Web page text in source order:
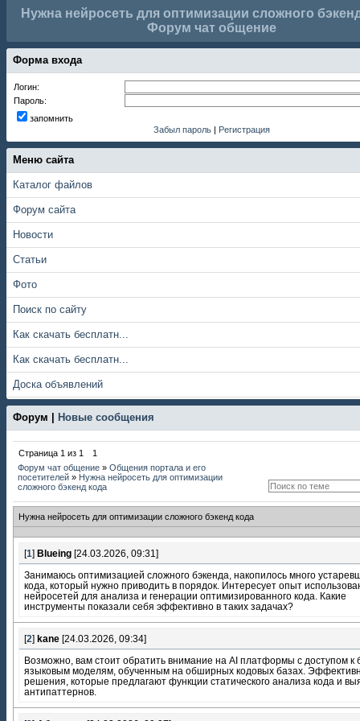
Нужна нейросеть для оптимизации сложного
Форум чат общение
Форма входа
Логин:
Пароль:
запомнить
Забыл пароль | Регистрация
Меню сайта
Каталог файлов
Форум сайта
Новости
Статьи
Фото
Поиск по сайту
Как скачать бесплатн...
Как скачать бесплатн...
Доска объявлений
Форум | Новые сообщения
Страница 1 из 1
1
Форум чат общение » Общения портала и его
посетителей » Нужна нейросеть для оптимизации
сложного бэкенд кода
Нужна нейросеть для оптимизации сложного бэкенд кода
[1] Blueing [24.03.2026, 09:31]
Занимаюсь оптимизацией сложного бэкенда, накопилось много
кода, который нужно приводить в порядок. Интересует опыт
нейросетей для анализа и генерации оптимизированного кода. Какие
инструменты показали себя эффективно в таких задачах?
[2] kane [24.03.2026, 09:34]
Возможно, вам стоит обратить внимание на AI платформы с доступом к
языковым моделям, обученным на обширных кодовых базах.
решения, которые предлагают функции статического анализа кода и
антипаттернов.